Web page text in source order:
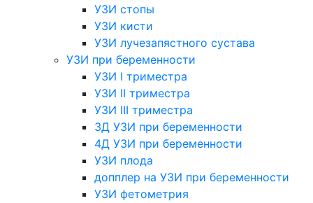
УЗИ стопы
УЗИ кисти
УЗИ лучезапястного сустава
УЗИ при беременности
УЗИ I триместра
УЗИ II триместра
УЗИ III триместра
3Д УЗИ при беременности
4Д УЗИ при беременности
УЗИ плода
допплер на УЗИ при беременности
УЗИ фетометрия